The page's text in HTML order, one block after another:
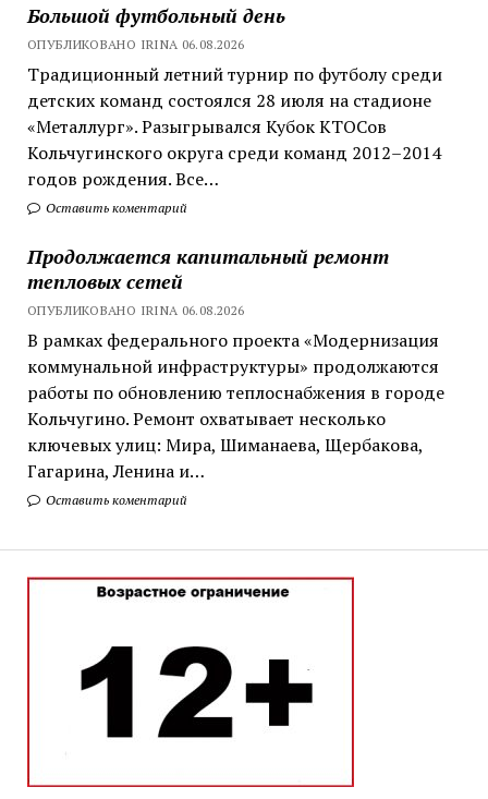
Большой футбольный день
ОПУБЛИКОВАНО IRINA 06.08.2026
Традиционный летний турнир по футболу среди
детских команд состоялся 28 июля на стадионе
«Металлург». Разыгрывался Кубок КТОСов
Кольчугинского округа среди команд 2012–2014
годов рождения. Все…
Оставить коментарий
Продолжается капитальный ремонт
тепловых сетей
ОПУБЛИКОВАНО IRINA 06.08.2026
В рамках федерального проекта «Модернизация
коммунальной инфраструктуры» продолжаются
работы по обновлению теплоснабжения в городе
Кольчугино. Ремонт охватывает несколько
ключевых улиц: Мира, Шиманаева, Щербакова,
Гагарина, Ленина и…
Оставить коментарий